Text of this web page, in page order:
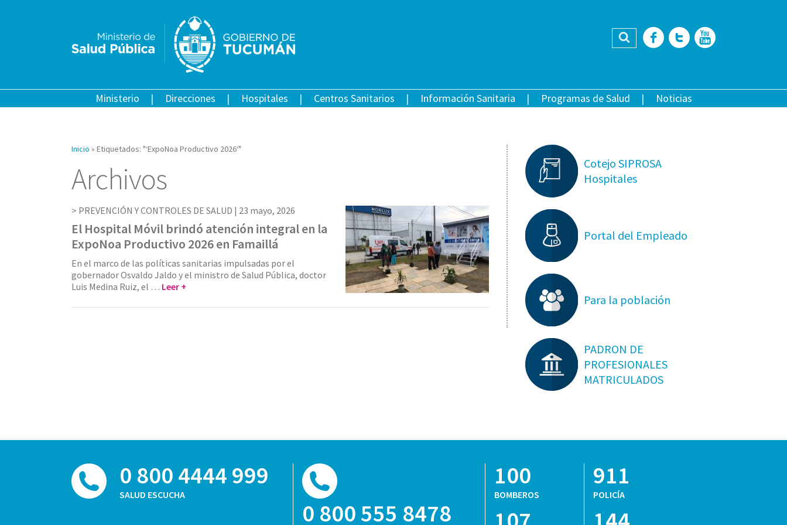
Buscar Facebook
Twitter
Ministerio Direcciones Hospitales Centros Sanitarios Información Sanitaria Programas de Salud Noticias
Inicio » Etiquetados: "‘ExpoNoa Productivo 2026‘"
Archivos
PREVENCIÓN Y CONTROLES DE SALUD | 23 mayo, 2026
El Hospital Móvil brindó atención integral en la
ExpoNoa Productivo 2026 en Famaillá
En el marco de las políticas sanitarias impulsadas por el
gobernador Osvaldo Jaldo y el ministro de Salud Pública, doctor
Luis Medina Ruiz, el … Leer +
Cotejo SIPROSA
Hospitales
Portal del Empleado
Para la población
PADRON DE
PROFESIONALES
MATRICULADOS
0 800 4444 999
SALUD ESCUCHA
0 800 555 8478
100
BOMBEROS
911
POLICÍA